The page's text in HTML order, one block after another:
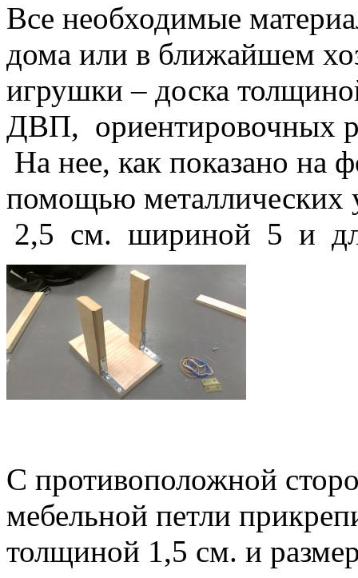
Все необходимые
дома или в ближайшем
игрушки – доска
ДВП, ориентировочных
На нее, как показано на
помощью металлических
2,5 см. шириной 5 и
С противоположной
мебельной петли
толщиной 1,5 см. и